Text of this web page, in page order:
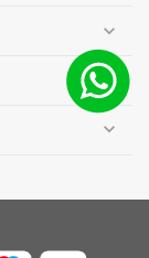
expand_more
expand_more
expand_more